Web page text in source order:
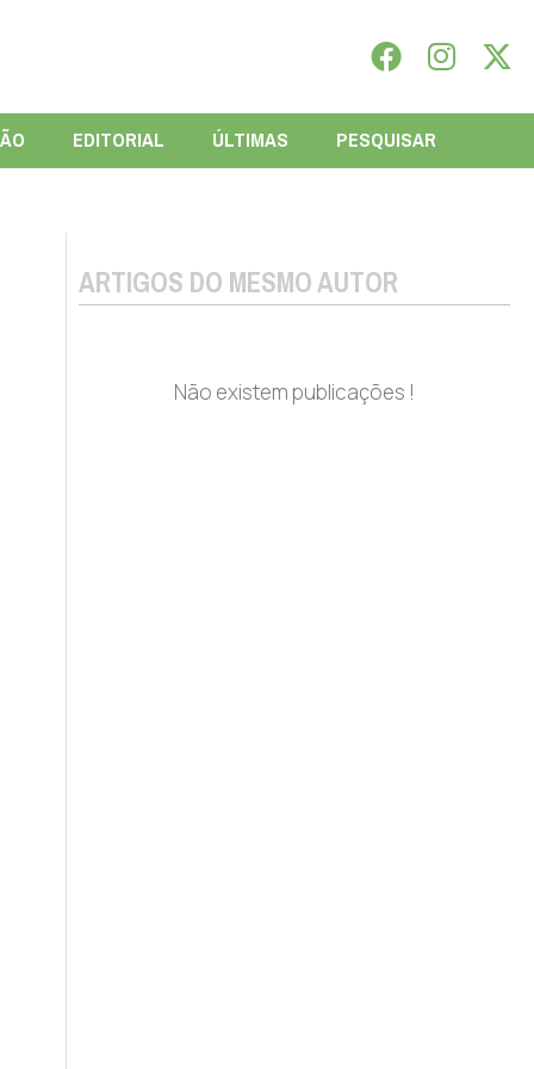
EDITORIAL ÚLTIMAS PESQUISAR
ARTIGOS DO MESMO AUTOR
Não existem publicações !